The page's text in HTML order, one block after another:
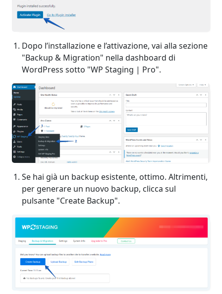
Dopo l’installazione e l’attivazione, vai alla sezione
"Backup & Migration" nella dashboard di
WordPress sotto "WP Staging | Pro".
Se hai già un backup esistente, ottimo. Altrimenti,
per generare un nuovo backup, clicca sul
pulsante "Create Backup".